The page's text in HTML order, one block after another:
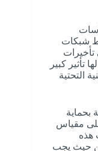
شبكات
تأخيرات
تأثير كبير
التحتية
بحماية
على مقياس
هذه
حيث يجب